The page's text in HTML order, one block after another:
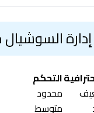
السوشيال
التحكم
محدود
متوسط